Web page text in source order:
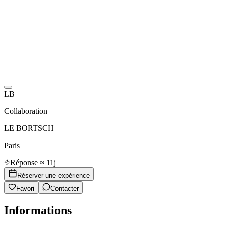
LB
Collaboration
LE BORTSCH
Paris
Réponse ≈ 11j
Réserver une expérience
Favori
Contacter
Informations